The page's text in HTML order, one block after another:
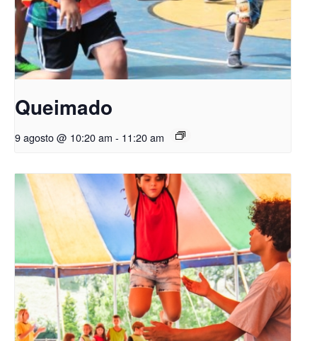
Queimado
9 agosto @ 10:20 am - 11:20 am